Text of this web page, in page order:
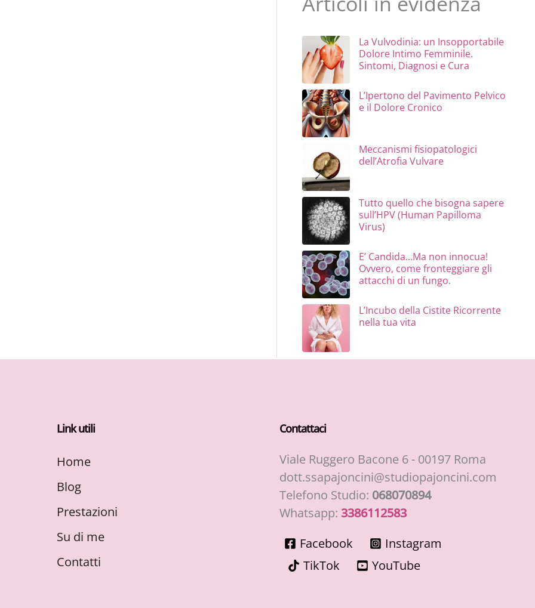
La Vulvodinia: un Insopportabile
Dolore Intimo Femminile.
Sintomi, Diagnosi e Cura
L’Ipertono del Pavimento Pelvico
e il Dolore Cronico
Meccanismi fisiopatologici
dell’Atrofia Vulvare
Tutto quello che bisogna sapere
sull’HPV (Human Papilloma
Virus)
E’ Candida…Ma non innocua!
Ovvero, come fronteggiare gli
attacchi di un fungo.
L’Incubo della Cistite Ricorrente
nella tua vita
Link utili
Home
Blog
Prestazioni
Su di me
Contatti
Contattaci
Viale Ruggero Bacone 6 - 00197 Roma
dott.ssapajoncini@studiopajoncini.com
Telefono Studio: 068070894
Whatsapp: 3386112583
Facebook
Instagram
TikTok
YouTube